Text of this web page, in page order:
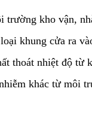
kho vận,
khung cửa ra
thoát nhiệt độ từ
khác từ môi